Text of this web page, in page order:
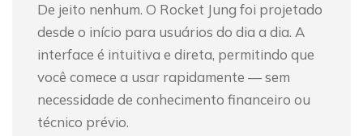
De jeito nenhum. O Rocket Jung foi projetado
desde o início para usuários do dia a dia. A
interface é intuitiva e direta, permitindo que
você comece a usar rapidamente — sem
necessidade de conhecimento financeiro ou
técnico prévio.